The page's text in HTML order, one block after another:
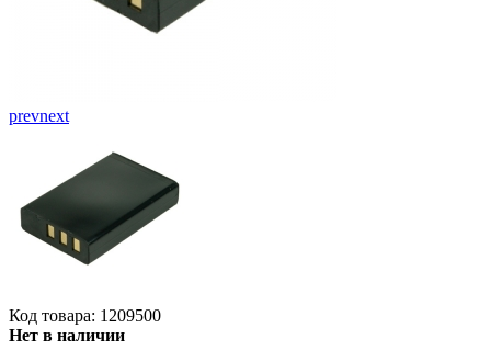
prevnext
Код товара: 1209500
Нет в наличии